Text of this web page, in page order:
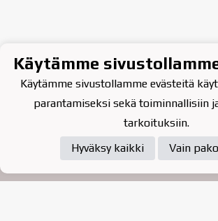
Tietosuojaseloste
Käytämme
Käytämme sivustollamme evästeitä
parantamiseksi sekä toiminnallisiin
tarkoituksiin.
Hyväksy kaikki
Vain